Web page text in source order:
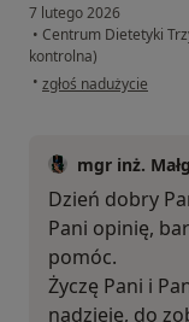
7 lutego 2026
• Centrum Dietetyki
kontrolna)
• w opinii użytkownika
zgłoś nadużycie
mgr inż.
Dzień dobry
Pani opinię,
pomóc.
Życzę Pani i
nadzieję, do